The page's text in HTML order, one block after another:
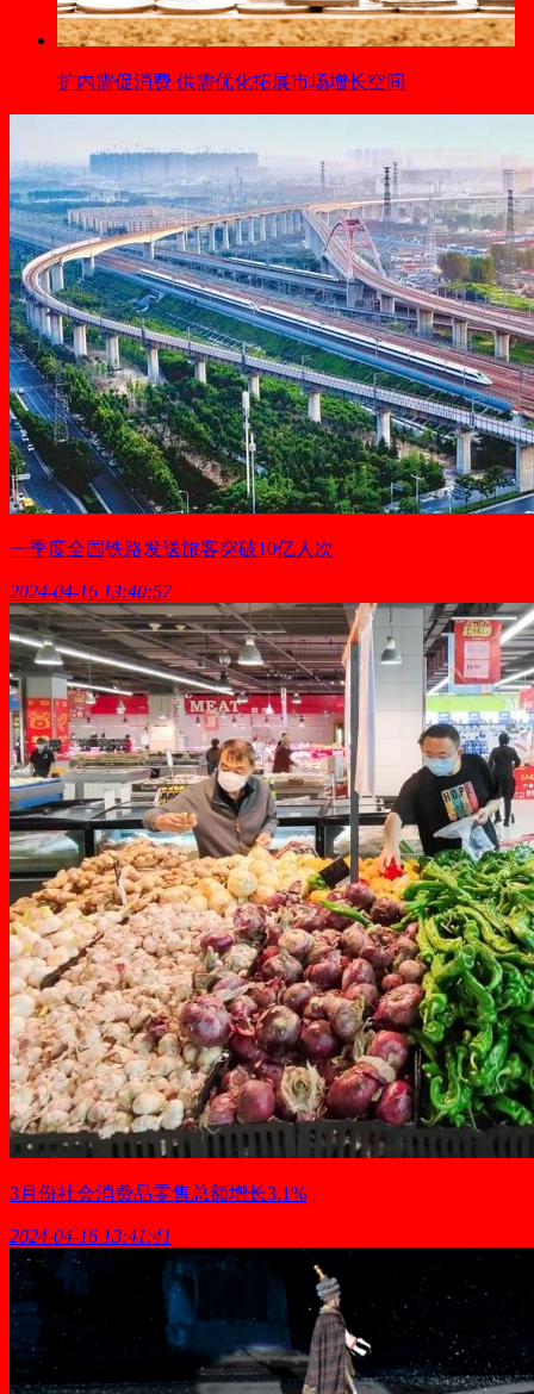
扩内需促消费 供需优化拓展市场增长空间
一季度全国铁路发送旅客突破10亿人次
2024-04-16 13:40:57
3月份社会消费品零售总额增长3.1%
2024-04-16 13:41:41